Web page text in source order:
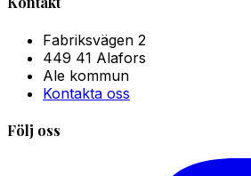
Fabriksvägen 2
449 41 Alafors
Ale kommun
Kontakta oss
Följ oss